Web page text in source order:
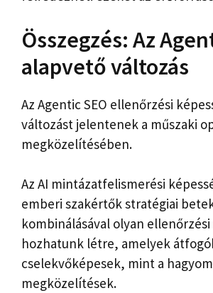
Összegzés: Az
alapvető változás
Az Agentic SEO ellenőrzési
változást jelentenek a műszaki
megközelítésében.
Az AI mintázatfelismerési
emberi szakértők stratégiai
kombinálásával olyan
hozhatunk létre, amelyek
cselekvőképesek, mint a
megközelítések.